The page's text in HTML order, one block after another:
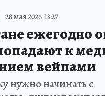
28 мая 2026 13:27
ежегодно
к
вейпами
нужно начинать с